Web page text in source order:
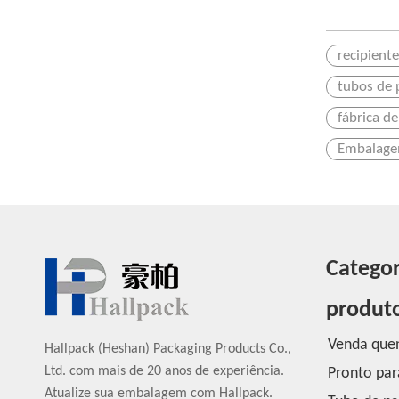
tubos de
fábrica
Hallpack (Heshan) Packaging Products Co.,
Ltd. com mais de 20 anos de experiência.
Atualize sua embalagem com Hallpack.
Venda
Pronto